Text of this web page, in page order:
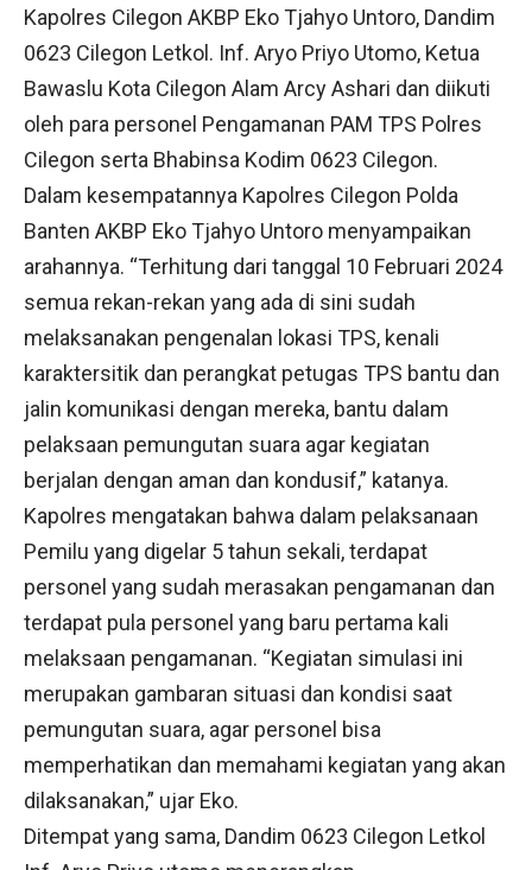
Kapolres Cilegon AKBP Eko Tjahyo Untoro, Dandim
0623 Cilegon Letkol. Inf. Aryo Priyo Utomo, Ketua
Bawaslu Kota Cilegon Alam Arcy Ashari dan diikuti
oleh para personel Pengamanan PAM TPS Polres
Cilegon serta Bhabinsa Kodim 0623 Cilegon.
Dalam kesempatannya Kapolres Cilegon Polda
Banten AKBP Eko Tjahyo Untoro menyampaikan
arahannya. “Terhitung dari tanggal 10 Februari 2024
semua rekan-rekan yang ada di sini sudah
melaksanakan pengenalan lokasi TPS, kenali
karaktersitik dan perangkat petugas TPS bantu dan
jalin komunikasi dengan mereka, bantu dalam
pelaksaan pemungutan suara agar kegiatan
berjalan dengan aman dan kondusif,” katanya.
Kapolres mengatakan bahwa dalam pelaksanaan
Pemilu yang digelar 5 tahun sekali, terdapat
personel yang sudah merasakan pengamanan dan
terdapat pula personel yang baru pertama kali
melaksaan pengamanan. “Kegiatan simulasi ini
merupakan gambaran situasi dan kondisi saat
pemungutan suara, agar personel bisa
memperhatikan dan memahami kegiatan yang akan
dilaksanakan,” ujar Eko.
Ditempat yang sama, Dandim 0623 Cilegon Letkol